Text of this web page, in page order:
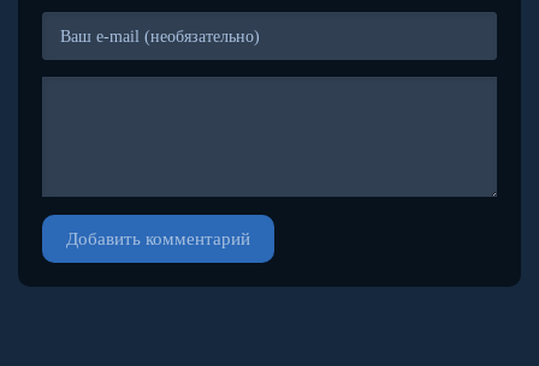
Добавить комментарий